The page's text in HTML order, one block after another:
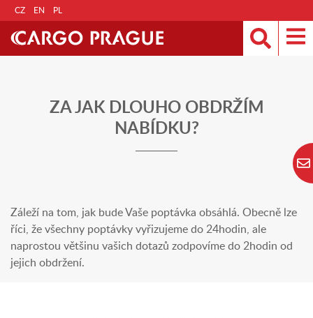
CZ EN PL
ZA JAK DLOUHO OBDRŽÍM
NABÍDKU?
Záleží na tom, jak bude Vaše poptávka obsáhlá. Obecně lze
říci, že všechny poptávky vyřizujeme do 24hodin, ale
naprostou většinu vašich dotazů zodpovíme do 2hodin od
jejich obdržení.